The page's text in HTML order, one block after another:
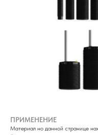
ПРИМЕНЕНИЕ
Материал но данной странице